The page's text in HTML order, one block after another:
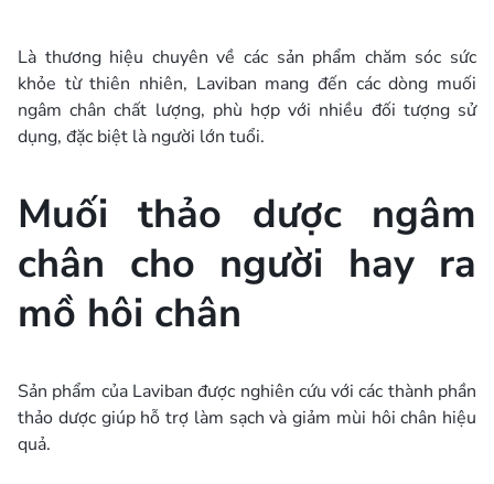
Là thương hiệu chuyên về các sản phẩm chăm sóc sức
khỏe từ thiên nhiên, Laviban mang đến các dòng muối
ngâm chân chất lượng, phù hợp với nhiều đối tượng sử
dụng, đặc biệt là người lớn tuổi.
Muối thảo dược ngâm
chân cho người hay ra
mồ hôi chân
Sản phẩm của Laviban được nghiên cứu với các thành phần
thảo dược giúp hỗ trợ làm sạch và giảm mùi hôi chân hiệu
quả.